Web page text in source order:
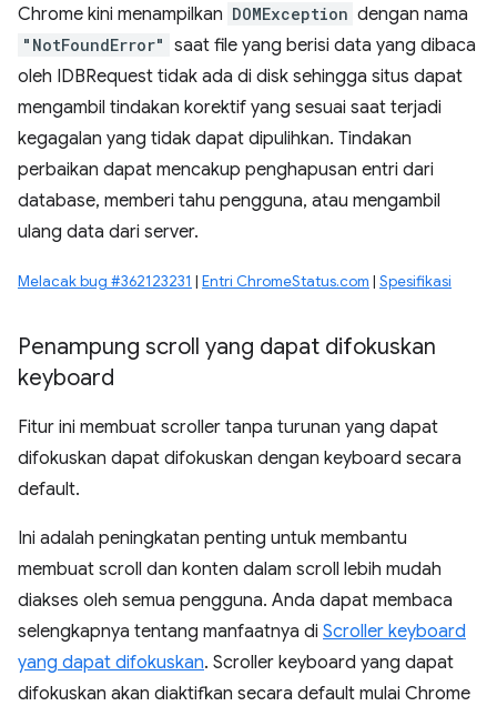
Chrome kini menampilkan DOMException dengan nama
"NotFoundError" saat file yang berisi data yang dibaca
oleh IDBRequest tidak ada di disk sehingga situs dapat
mengambil tindakan korektif yang sesuai saat terjadi
kegagalan yang tidak dapat dipulihkan. Tindakan
perbaikan dapat mencakup penghapusan entri dari
database, memberi tahu pengguna, atau mengambil
ulang data dari server.
Melacak bug #362123231 | Entri ChromeStatus.com | Spesifikasi
Penampung scroll yang dapat difokuskan
keyboard
Fitur ini membuat scroller tanpa turunan yang dapat
difokuskan dapat difokuskan dengan keyboard secara
default.
Ini adalah peningkatan penting untuk membantu
membuat scroll dan konten dalam scroll lebih mudah
diakses oleh semua pengguna. Anda dapat membaca
selengkapnya tentang manfaatnya di Scroller keyboard
yang dapat difokuskan. Scroller keyboard yang dapat
difokuskan akan diaktifkan secara default mulai Chrome